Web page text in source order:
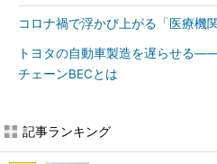
コロナ禍で浮かび上がる「医療機
トヨタの自動車製造を遅らせる
チェーンBECとは
記事ランキング